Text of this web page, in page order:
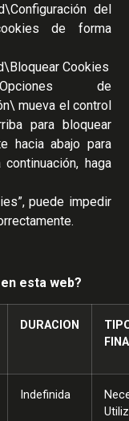
del
de forma
Cookies
de
mueva el control
para bloquear
hacia abajo para
haga
puede impedir
esta web?
DURACION
Indefinida